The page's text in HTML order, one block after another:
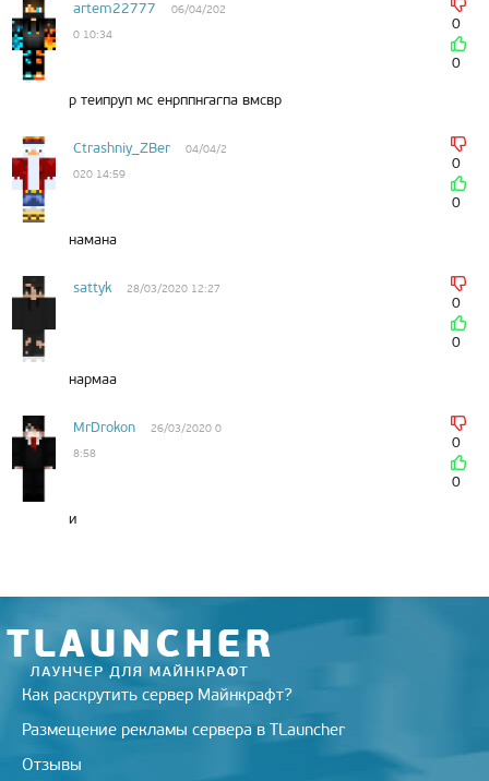
artem22777
06/04/202
0 10:34
0
0
р теипруп мс енрппнгагпа вмсвр
Ctrashniy_ZBer
04/04/2
020 14:59
0
0
намана
sattyk 28/03/2020 12:27
0
0
нармаа
MrDrokon
26/03/2020 0
8:58
0
0
и
Как раскрутить сервер Майнкрафт?
Размещение рекламы сервера в TLauncher
Отзывы